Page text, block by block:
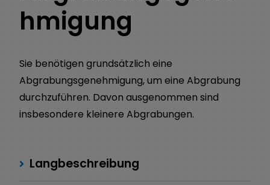
hmigung
Sie benötigen grundsätzlich eine
Abgrabungsgenehmigung, um eine Abgrabung
durchzuführen. Davon ausgenommen sind
insbesondere kleinere Abgrabungen.
Langbeschreibung